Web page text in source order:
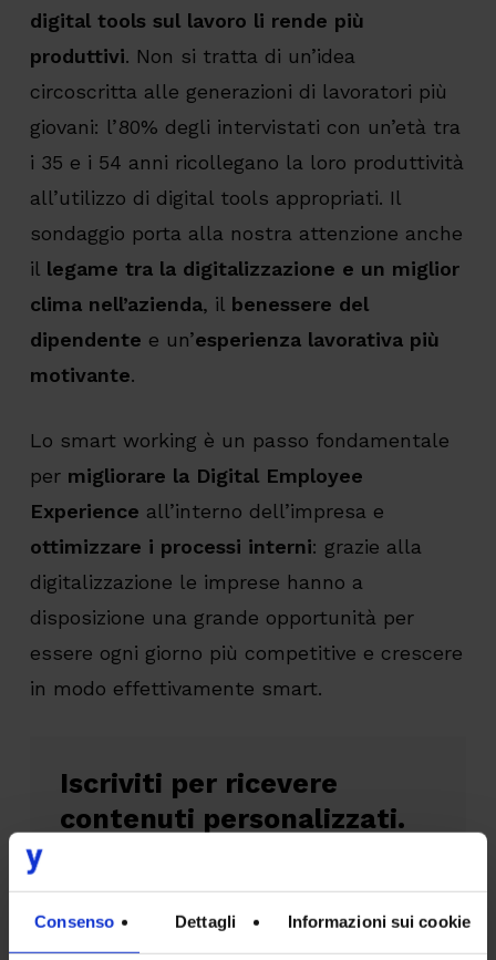
Consenso Dettagli Informazioni sui cookie
digital tools sul lavoro li rende più
produttivi. Non si tratta di un’idea
circoscritta alle generazioni di lavoratori più
giovani: l’80% degli intervistati con un’età tra
i 35 e i 54 anni ricollegano la loro produttività
all’utilizzo di digital tools appropriati. Il
sondaggio porta alla nostra attenzione anche
il legame tra la digitalizzazione e un miglior
clima nell’azienda, il benessere del
dipendente e un’esperienza lavorativa più
motivante.
Lo smart working è un passo fondamentale
per migliorare la Digital Employee
Experience all’interno dell’impresa e
ottimizzare i processi interni: grazie alla
digitalizzazione le imprese hanno a
disposizione una grande opportunità per
essere ogni giorno più competitive e crescere
in modo effettivamente smart.
Iscriviti per ricevere
contenuti personalizzati.
Manager?
HR Manager IT Manager